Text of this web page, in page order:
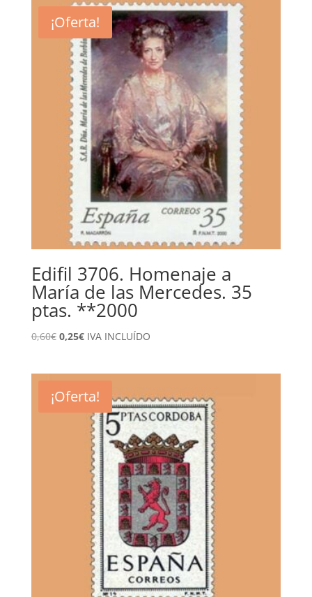
era:
0,20€.
es:
0,05€.
¡Oferta!
Edifil 3706. Homenaje a
María de las Mercedes. 35
ptas. **2000
0,60€ El
0,60€.
0,25€El
0,25€.
IVA INCLUÍDO
¡Oferta!